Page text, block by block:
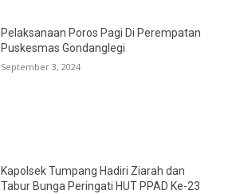
Pelaksanaan Poros Pagi Di Perempatan
Puskesmas Gondanglegi
September 3, 2024
Kapolsek Tumpang Hadiri Ziarah dan
Tabur Bunga Peringati HUT PPAD Ke-23